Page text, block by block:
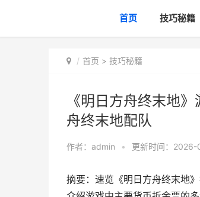
首页 技巧秘籍
首页 > 技巧秘籍
《明日方舟终末地
舟终末地配队
作者： admin • 更新时间：2026-
摘要：速览《明日方舟终末地